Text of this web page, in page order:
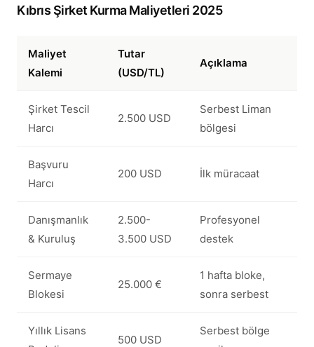
Kıbrıs Şirket Kurma Maliyetleri 2025
Maliyet
Kalemi
Tutar
(USD/TL)
Açıklama
Şirket Tescil
Harcı
2.500 USD
Serbest Liman
bölgesi
Başvuru
Harcı
200 USD İlk müracaat
Danışmanlık
& Kuruluş
2.500-
3.500 USD
Profesyonel
destek
Sermaye
Blokesi
25.000 €
1 hafta bloke,
sonra serbest
Yıllık Lisans
500 USD
Serbest bölge